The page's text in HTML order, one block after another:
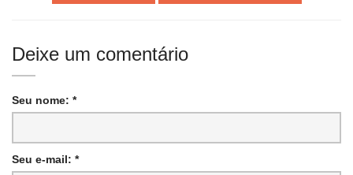
Deixe um comentário
Seu nome: *
Seu e-mail: *